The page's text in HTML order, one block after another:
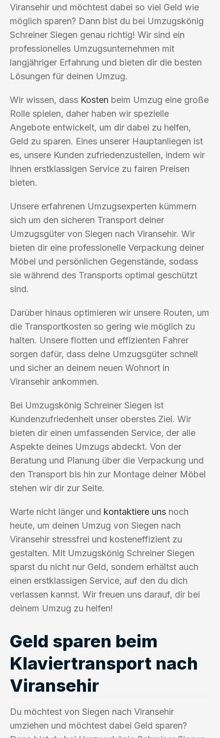
Viransehir und möchtest dabei so viel Geld wie
möglich sparen? Dann bist du bei Umzugskönig
Schreiner Siegen genau richtig! Wir sind ein
professionelles Umzugsunternehmen mit
langjähriger Erfahrung und bieten dir die besten
Lösungen für deinen Umzug.
Wir wissen, dass Kosten beim Umzug eine große
Rolle spielen, daher haben wir spezielle
Angebote entwickelt, um dir dabei zu helfen,
Geld zu sparen. Eines unserer Hauptanliegen ist
es, unsere Kunden zufriedenzustellen, indem wir
ihnen erstklassigen Service zu fairen Preisen
bieten.
Unsere erfahrenen Umzugsexperten kümmern
sich um den sicheren Transport deiner
Umzugsgüter von Siegen nach Viransehir. Wir
bieten dir eine professionelle Verpackung deiner
Möbel und persönlichen Gegenstände, sodass
sie während des Transports optimal geschützt
sind.
Darüber hinaus optimieren wir unsere Routen, um
die Transportkosten so gering wie möglich zu
halten. Unsere flotten und effizienten Fahrer
sorgen dafür, dass deine Umzugsgüter schnell
und sicher an deinem neuen Wohnort in
Viransehir ankommen.
Bei Umzugskönig Schreiner Siegen ist
Kundenzufriedenheit unser oberstes Ziel. Wir
bieten dir einen umfassenden Service, der alle
Aspekte deines Umzugs abdeckt. Von der
Beratung und Planung über die Verpackung und
den Transport bis hin zur Montage deiner Möbel
stehen wir dir zur Seite.
Warte nicht länger und kontaktiere uns noch
heute, um deinen Umzug von Siegen nach
Viransehir stressfrei und kosteneffizient zu
gestalten. Mit Umzugskönig Schreiner Siegen
sparst du nicht nur Geld, sondern erhältst auch
einen erstklassigen Service, auf den du dich
verlassen kannst. Wir freuen uns darauf, dir bei
deinem Umzug zu helfen!
Geld sparen beim
Klaviertransport nach
Viransehir
Du möchtest von Siegen nach Viransehir
umziehen und möchtest dabei Geld sparen?